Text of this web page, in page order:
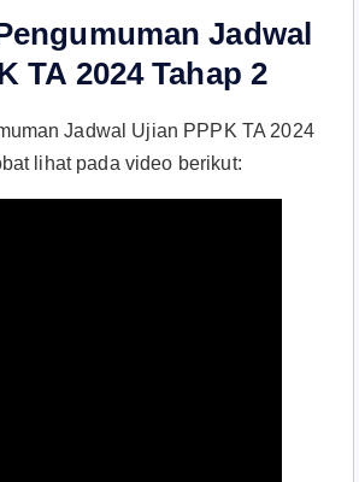
Jadwal
TA 2024 Tahap 2
Jadwal Ujian PPPK TA 2024
lihat pada video berikut: